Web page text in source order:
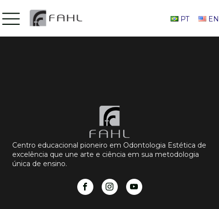
PT EN
Centro educacional pioneiro em Odontologia Estética de
excelência que une arte e ciência em sua metodologia
única de ensino.